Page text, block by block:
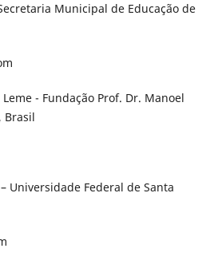
Municipal de Educação de
- Fundação Prof. Dr. Manoel
Brasil
Universidade Federal de Santa